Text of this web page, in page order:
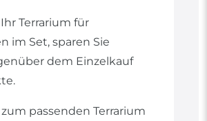
Terrarium für
im Set, sparen Sie
dem Einzelkauf
passenden Terrarium